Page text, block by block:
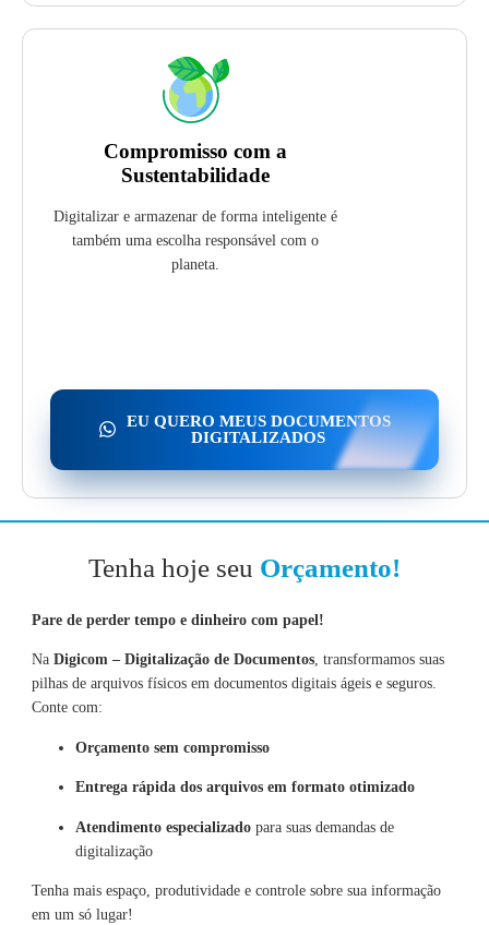
Compromisso com a
Sustentabilidade
Digitalizar e armazenar de forma inteligente é
também uma escolha responsável com o
planeta.
EU QUERO MEUS DOCUMENTOS
DIGITALIZADOS
Tenha hoje seu Orçamento!
Pare de perder tempo e dinheiro com papel!
Na Digicom – Digitalização de Documentos, transformamos suas
pilhas de arquivos físicos em documentos digitais ágeis e seguros.
Conte com:
Orçamento sem compromisso
Entrega rápida dos arquivos em formato otimizado
Atendimento especializadopara suas demandas de
digitalização
Tenha mais espaço, produtividade e controle sobre sua informação
em um só lugar!